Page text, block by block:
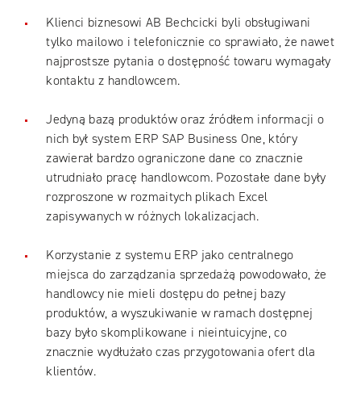
Klienci biznesowi AB Bechcicki byli obsługiwani
tylko mailowo i telefonicznie co sprawiało, że nawet
najprostsze pytania o dostępność towaru wymagały
kontaktu z handlowcem.
Jedyną bazą produktów oraz źródłem informacji o
nich był system ERP SAP Business One, który
zawierał bardzo ograniczone dane co znacznie
utrudniało pracę handlowcom. Pozostałe dane były
rozproszone w rozmaitych plikach Excel
zapisywanych w różnych lokalizacjach.
Korzystanie z systemu ERP jako centralnego
miejsca do zarządzania sprzedażą powodowało, że
handlowcy nie mieli dostępu do pełnej bazy
produktów, a wyszukiwanie w ramach dostępnej
bazy było skomplikowane i nieintuicyjne, co
znacznie wydłużało czas przygotowania ofert dla
klientów.